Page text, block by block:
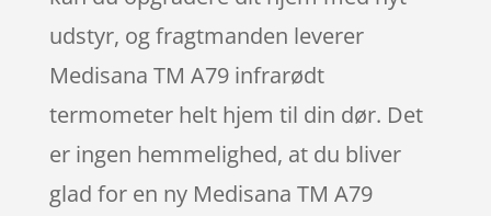
udstyr, og fragtmanden leverer
Medisana TM A79 infrarødt
termometer helt hjem til din dør. Det
er ingen hemmelighed, at du bliver
glad for en ny Medisana TM A79